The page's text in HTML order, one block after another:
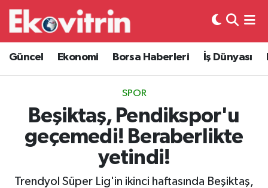
Güncel Ekonomi Borsa Haberleri İş Dünyası
SPOR
Beşiktaş, Pendikspor'u
geçemedi! Beraberlikte
yetindi!
Trendyol Süper Lig'in ikinci haftasında Beşiktaş,
Güncel
Ekonomi
Borsa Haberleri
İş Dünyası
Hava Durumu
Trafik Durumu
Süper Lig Puan Durumu ve Fikstür
Tüm Manşetler
Son Dakika Haberleri